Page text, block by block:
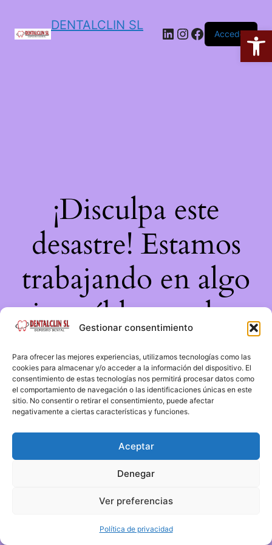
Gestionar consentimiento
Para ofrecer las mejores experiencias, utilizamos tecnologías como las
cookies para almacenar y/o acceder a la información del dispositivo. El
consentimiento de estas tecnologías nos permitirá procesar datos como
el comportamiento de navegación o las identificaciones únicas en este
sitio. No consentir o retirar el consentimiento, puede afectar
negativamente a ciertas características y funciones.
Aceptar
Denegar
Ver preferencias
Política de privacidad
DENTALCLIN SL
Acceder
¡Disculpa este
desastre! Estamos
trabajando en algo
increíble, ¡vuelve
pronto!